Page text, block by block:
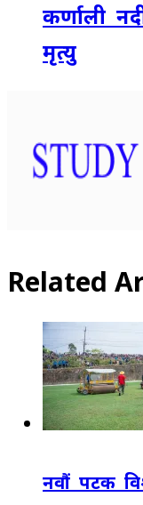
कर्णाली
मृत्यु
Related
नवौं पटक